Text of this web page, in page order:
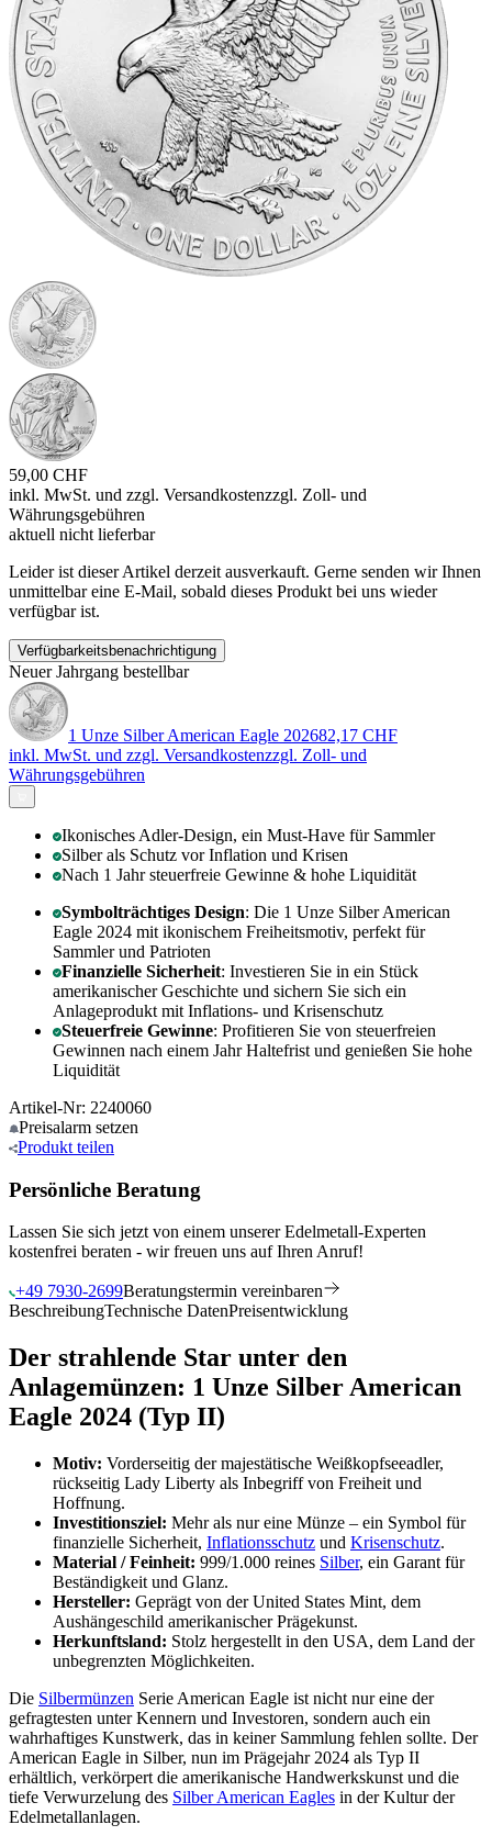
59,00 CHF
inkl. MwSt. und zzgl. Versandkostenzzgl. Zoll- und
Währungsgebühren
aktuell nicht lieferbar
Leider ist dieser Artikel derzeit ausverkauft. Gerne senden wir Ihnen
unmittelbar eine E-Mail, sobald dieses Produkt bei uns wieder
verfügbar ist.
Verfügbarkeitsbenachrichtigung
Neuer Jahrgang bestellbar
1 Unze Silber American Eagle 202682,17 CHF
inkl. MwSt. und zzgl. Versandkostenzzgl. Zoll- und
Währungsgebühren
Ikonisches Adler-Design, ein Must-Have für Sammler
Silber als Schutz vor Inflation und Krisen
Nach 1 Jahr steuerfreie Gewinne & hohe Liquidität
Symbolträchtiges Design: Die 1 Unze Silber American
Eagle 2024 mit ikonischem Freiheitsmotiv, perfekt für
Sammler und Patrioten
Finanzielle Sicherheit: Investieren Sie in ein Stück
amerikanischer Geschichte und sichern Sie sich ein
Anlageprodukt mit Inflations- und Krisenschutz
Steuerfreie Gewinne: Profitieren Sie von steuerfreien
Gewinnen nach einem Jahr Haltefrist und genießen Sie hohe
Liquidität
Artikel-Nr: 2240060
Preisalarm setzen
Produkt teilen
Persönliche Beratung
Lassen Sie sich jetzt von einem unserer Edelmetall-Experten
kostenfrei beraten - wir freuen uns auf Ihren Anruf!
+49 7930-2699Beratungstermin vereinbaren
BeschreibungTechnische DatenPreisentwicklung
Der strahlende Star unter den
Anlagemünzen: 1 Unze Silber American
Eagle 2024 (Typ II)
Motiv: Vorderseitig der majestätische Weißkopfseeadler,
rückseitig Lady Liberty als Inbegriff von Freiheit und
Hoffnung.
Investitionsziel: Mehr als nur eine Münze – ein Symbol für
finanzielle Sicherheit, Inflationsschutz und Krisenschutz.
Material / Feinheit: 999/1.000 reines Silber, ein Garant für
Beständigkeit und Glanz.
Hersteller: Geprägt von der United States Mint, dem
Aushängeschild amerikanischer Prägekunst.
Herkunftsland: Stolz hergestellt in den USA, dem Land der
unbegrenzten Möglichkeiten.
Die Silbermünzen Serie American Eagle ist nicht nur eine der
gefragtesten unter Kennern und Investoren, sondern auch ein
wahrhaftiges Kunstwerk, das in keiner Sammlung fehlen sollte. Der
American Eagle in Silber, nun im Prägejahr 2024 als Typ II
erhältlich, verkörpert die amerikanische Handwerkskunst und die
tiefe Verwurzelung des Silber American Eagles in der Kultur der
Edelmetallanlagen.